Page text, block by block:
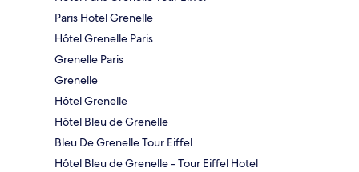
Paris Hotel Grenelle
Hôtel Grenelle Paris
Grenelle Paris
Grenelle
Hôtel Grenelle
Hôtel Bleu de Grenelle
Bleu De Grenelle Tour Eiffel
Hôtel Bleu de Grenelle - Tour Eiffel Hotel